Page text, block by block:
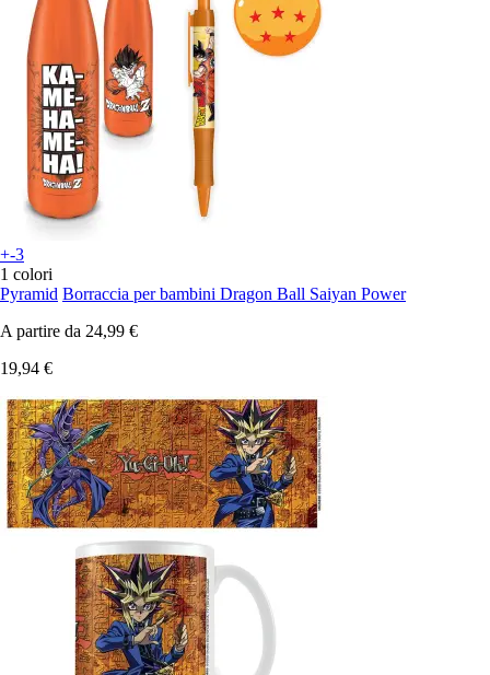
+-3
1 colori
Pyramid Borraccia per bambini Dragon Ball Saiyan Power
A partire da 24,99 €
19,94 €